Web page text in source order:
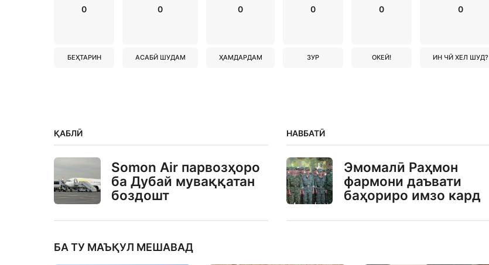
0
БЕҲТАРИН
0
АСАБӢ ШУДАМ
0
ҲАМДАРДАМ
0
ЗУР
0
ОКЕЙ!
0
ИН ЧӢ ХЕЛ ШУД?
ҚАБЛӢ
Somon Air парвозҳоро
ба Дубай муваққатан
боздошт
НАВБАТӢ
Эмомалӣ Раҳмон
фармони даъвати
баҳориро имзо кард
БА ТУ МАЪҚУЛ МЕШАВАД